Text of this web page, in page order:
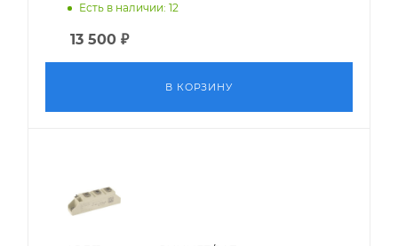
Есть в наличии: 12
13 500 ₽
В КОРЗИНУ